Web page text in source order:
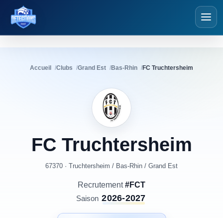
Détections Foot
Accueil Clubs Grand Est Bas-Rhin FC Truchtersheim
FC Truchtersheim
67370 · Truchtersheim / Bas-Rhin / Grand Est
Recrutement#FCT
Saison 2026-2027